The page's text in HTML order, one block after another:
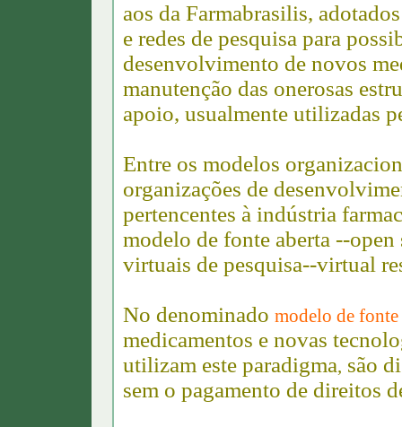
aos da Farmabrasilis,
e redes de pesquisa para
desenvolvimento de novos
manutenção das onerosas
apoio, usualmente utilizadas
Entre os modelos
organizações de
pertencentes à indústria
modelo de fonte aberta --
virtuais de pesquisa--virtual
No denominado modelo de
medicamentos e novas
utilizam este paradigma, são
sem o pagamento de direitos